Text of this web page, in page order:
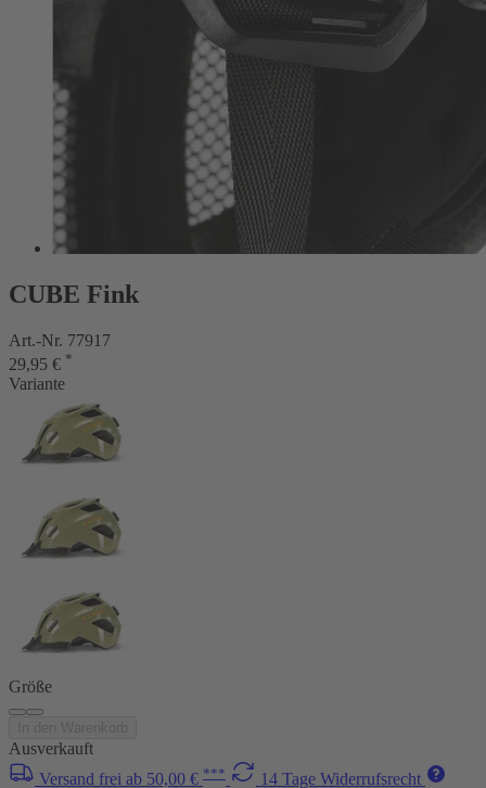
CUBE Fink
Art.-Nr. 77917
29,95 € *
Variante
Größe
Ausverkauft
Versand frei ab 50,00 € *** 14 Tage Widerrufsrecht